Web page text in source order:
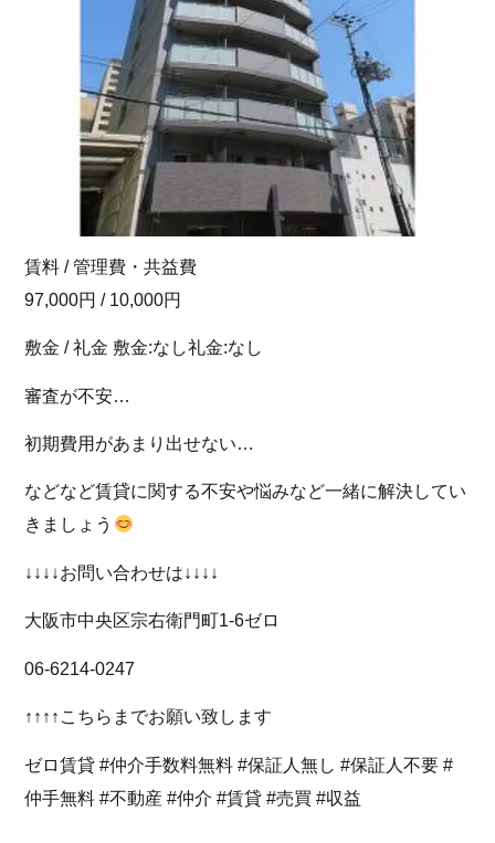
賃料 / 管理費・共益費
97,000円 / 10,000円
敷金 / 礼金 敷金:なし礼金:なし
審査が不安…
初期費用があまり出せない…
などなど賃貸に関する不安や悩みなど一緒に解決してい
きましょう
↓↓↓↓お問い合わせは↓↓↓↓
大阪市中央区宗右衛門町1-6ゼロ
06-6214-0247
↑↑↑↑こちらまでお願い致します
ゼロ賃貸 #仲介手数料無料 #保証人無し #保証人不要 #
仲手無料 #不動産 #仲介 #賃貸 #売買 #収益